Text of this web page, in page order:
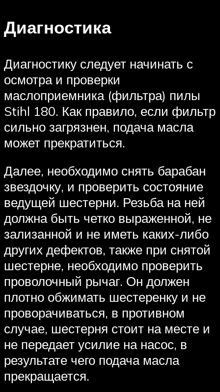
Диагностика
Диагностику следует начинать с
осмотра и проверки
маслоприемника (фильтра) пилы
Stihl 180. Как правило, если фильтр
сильно загрязнен, подача масла
может прекратиться.
Далее, необходимо снять барабан
звездочку, и проверить состояние
ведущей шестерни. Резьба на ней
должна быть четко выраженной, не
зализанной и не иметь каких-либо
других дефектов, также при снятой
шестерне, необходимо проверить
проволочный рычаг. Он должен
плотно обжимать шестеренку и не
проворачиваться, в противном
случае, шестерня стоит на месте и
не передает усилие на насос, в
результате чего подача масла
прекращается.